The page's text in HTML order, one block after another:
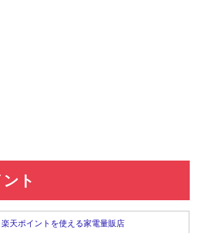
ト
楽天ポイントを使える家電量販店